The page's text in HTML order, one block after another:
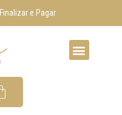
Finalizar e Pagar